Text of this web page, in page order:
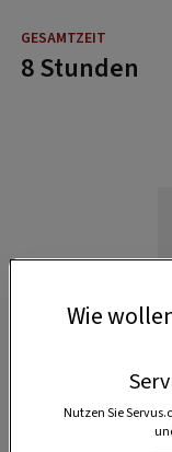
8 Stunden
Wie
Nutzen Sie